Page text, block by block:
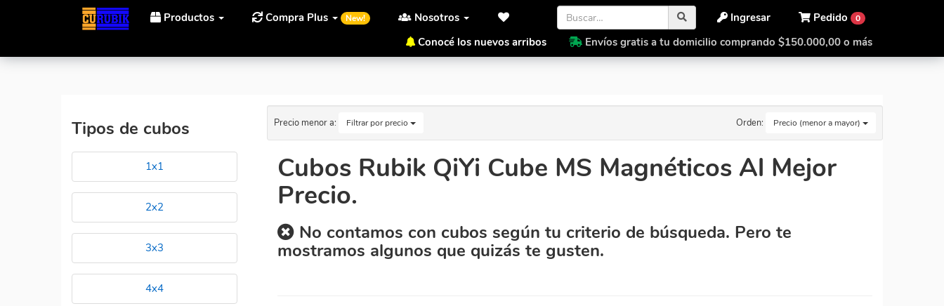
Productos Compra Plus New! Nosotros Pedido 0
Ingresar
Conocé los nuevos arribos
Envíos gratis a tu domicilio comprando $150.000,00 o más
Tipos de cubos
1x1
2x2
3x3
4x4
Precio menor a: Filtrar por precio Orden: Precio (menor a mayor)
Cubos Rubik QiYi Cube MS Magnéticos Al Mejor
Precio.
No contamos con cubos según tu criterio de búsqueda. Pero te
mostramos algunos que quizás te gusten.